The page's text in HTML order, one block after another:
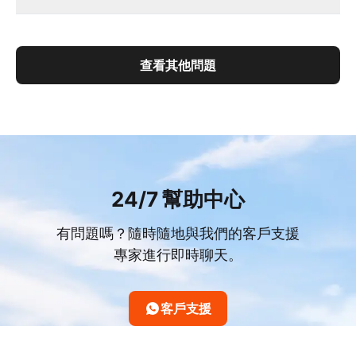
查看其他問題
24/7 幫助中心
有問題嗎？隨時隨地與我們的客戶支援
專家進行即時聊天。
客戶支援